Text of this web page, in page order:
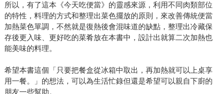
所以，有了這本《今天吃便當》的靈感來源，利用不同肉類部位
的特性，料理的方式和整理出菜色擺放的原則，來改善傳統便當
加熱菜色單調，不然就是復熱後會混味道的缺點，整理出冷藏保
存後更入味、更好吃的菜肴放在本書中，設計出就算二次加熱也
能美味的料理。
希望本書這個「只要把餐盒從冰箱中取出，再加熱就可以上桌享
用一餐。」的想法，可以為生活忙錄但還是希望可以親自下廚的
朋友一些幫助。